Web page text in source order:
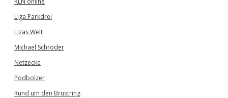
Liga Parkdrei
Lizas Welt
Michael Schröder
Netzecke
Podbolzer
Rund um den Brustring